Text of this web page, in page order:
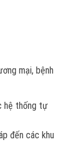
mại, bệnh
hệ thống tự
đến các khu